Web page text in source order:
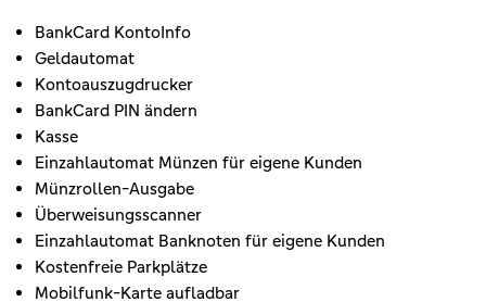
BankCard KontoInfo
Geldautomat
Kontoauszugdrucker
BankCard PIN ändern
Kasse
Einzahlautomat Münzen für eigene Kunden
Münzrollen-Ausgabe
Überweisungsscanner
Einzahlautomat Banknoten für eigene Kunden
Kostenfreie Parkplätze
Mobilfunk-Karte aufladbar